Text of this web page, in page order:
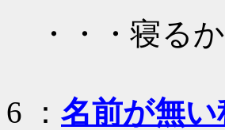
・・・寝る
6 ： 名前が無